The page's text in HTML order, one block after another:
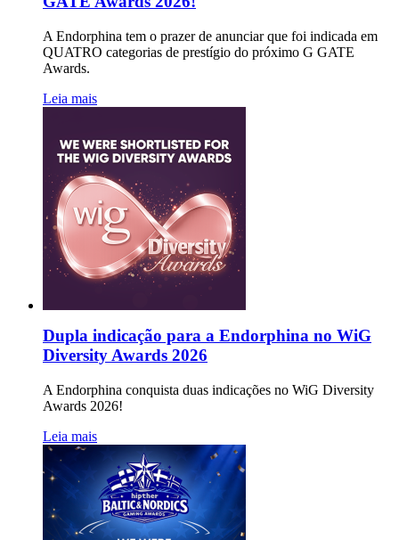
A Endorphina tem o prazer de anunciar que foi indicada em
QUATRO categorias de prestígio do próximo G GATE
Awards.
Leia mais
Dupla indicação para a Endorphina no WiG
Diversity Awards 2026
A Endorphina conquista duas indicações no WiG Diversity
Awards 2026!
Leia mais